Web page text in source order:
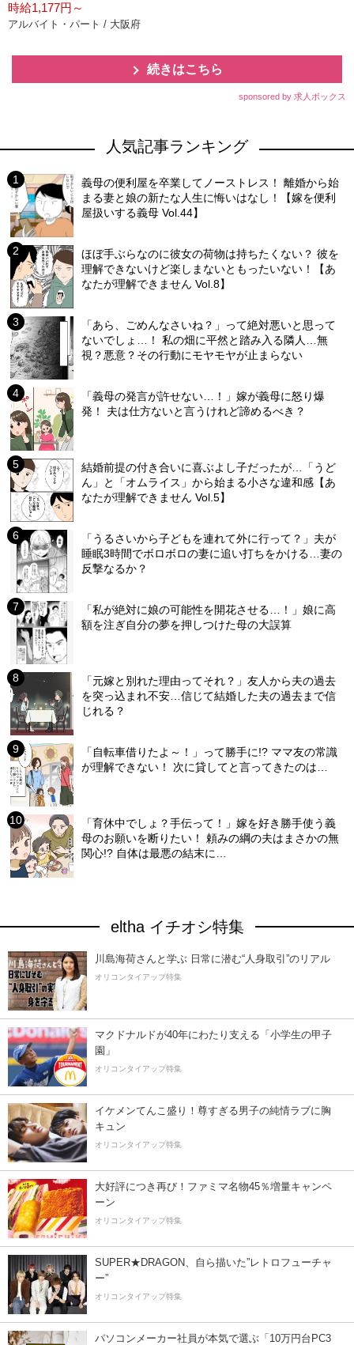
時給1,177円～
アルバイト・パート / 大阪府
続きはこちら
sponsored by 求人ボックス
人気記事ランキング
義母の便利屋を卒業してノーストレス！ 離婚から始
まる妻と娘の新たな人生に悔いはなし！【嫁を便利
屋扱いする義母 Vol.44】
ほぼ手ぶらなのに彼女の荷物は持ちたくない？ 彼を
理解できないけど楽しまないともったいない！【あ
なたが理解できません Vol.8】
「あら、ごめんなさいね？」って絶対悪いと思って
ないでしょ…！ 私の畑に平然と踏み入る隣人…無
視？悪意？その行動にモヤモヤが止まらない
「義母の発言が許せない…！」嫁が義母に怒り爆
発！ 夫は仕方ないと言うけれど諦めるべき？
結婚前提の付き合いに喜ぶよし子だったが…「うど
ん」と「オムライス」から始まる小さな違和感【あ
なたが理解できません Vol.5】
「うるさいから子どもを連れて外に行って？」夫が
睡眠3時間でボロボロの妻に追い打ちをかける…妻の
反撃なるか？
「私が絶対に娘の可能性を開花させる…！」娘に高
額を注ぎ自分の夢を押しつけた母の大誤算
「元嫁と別れた理由ってそれ？」友人から夫の過去
を突っ込まれ不安…信じて結婚した夫の過去まで信
じれる？
「自転車借りたよ～！」って勝手に!? ママ友の常識
が理解できない！ 次に貸してと言ってきたのは…
「育休中でしょ？手伝って！」嫁を好き勝手使う義
母のお願いを断りたい！ 頼みの綱の夫はまさかの無
関心!? 自体は最悪の結末に…
eltha イチオシ特集
川島海荷さんと学ぶ 日常に潜む“人身取引”のリアル
オリコンタイアップ特集
マクドナルドが40年にわたり支える「小学生の甲子
園」
オリコンタイアップ特集
イケメンてんこ盛り！尊すぎる男子の純情ラブに胸
キュン
オリコンタイアップ特集
大好評につき再び！ファミマ名物45％増量キャンペ
ーン
オリコンタイアップ特集
SUPER★DRAGON、自ら描いた”レトロフューチャ
ー”
オリコンタイアップ特集
パソコンメーカー社員が本気で選ぶ「10万円台PC3